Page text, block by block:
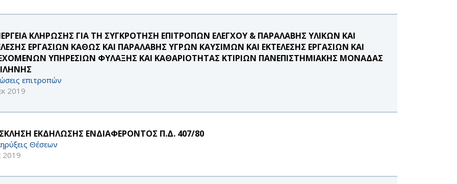
ΚΛΗΡΩΣΗΣ ΓΙΑ ΤΗ ΣΥΓΚΡΟΤΗΣΗ ΕΠΙΤΡΟΠΩΝ ΕΛΕΓΧΟΥ & ΠΑΡΑΛΑΒΗΣ ΥΛΙΚΩΝ ΚΑΙ
ΕΡΓΑΣΙΩΝ ΚΑΘΩΣ ΚΑΙ ΠΑΡΑΛΑΒΗΣ ΥΓΡΩΝ ΚΑΥΣΙΜΩΝ ΚΑΙ ΕΚΤΕΛΕΣΗΣ ΕΡΓΑΣΙΩΝ ΚΑΙ
ΥΠΗΡΕΣΙΩΝ ΦΥΛΑΞΗΣ ΚΑΙ ΚΑΘΑΡΙΟΤΗΤΑΣ ΚΤΙΡΙΩΝ ΠΑΝΕΠΙΣΤΗΜΙΑΚΗΣ ΜΟΝΑΔΑΣ
επιτροπών
2019
ΕΚΔΗΛΩΣΗΣ ΕΝΔΙΑΦΕΡΟΝΤΟΣ Π.Δ. 407/80
Θέσεων
2019